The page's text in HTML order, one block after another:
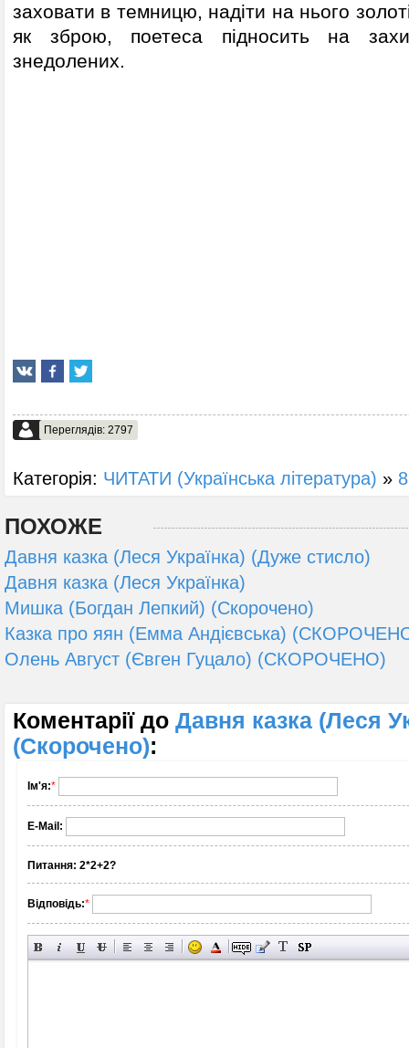
заховати в темницю, надіти на нього
як зброю, поетеса підносить на
знедолених.
Переглядів: 2797
Категорія: ЧИТАТИ (Українська література) »
ПОХОЖЕ
Давня казка (Леся Українка) (Дуже стисло)
Давня казка (Леся Українка)
Мишка (Богдан Лепкий) (Скорочено)
Казка про яян (Емма Андієвська)
Олень Август (Євген Гуцало) (СКОРОЧЕНО)
Коментарії до Давня казка (Леся
(Скорочено):
Ім'я:*
E-Mail:
Питання: 2*2+2?
Відповідь:*